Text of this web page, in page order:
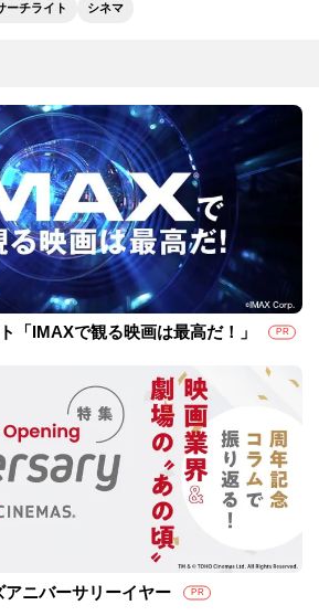
ーチライト シネマ
「IMAXで観る映画は最高だ！」 PR
ニバーサリーイヤー PR